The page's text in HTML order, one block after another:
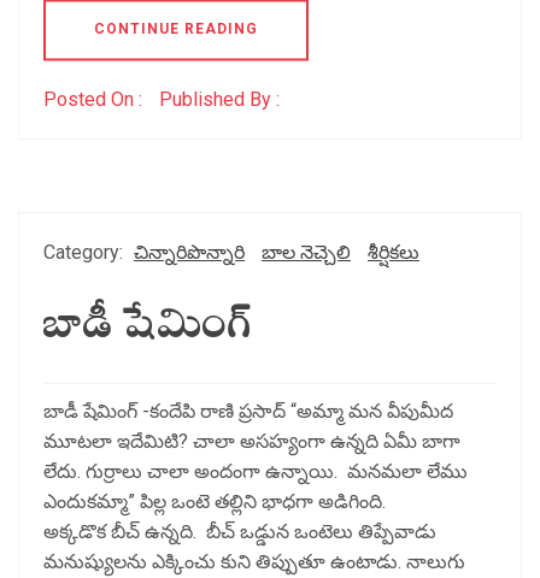
CONTINUE READING
Posted On : Published By :
Category: చిన్నారిపొన్నారి బాల నెచ్చెలి శీర్షికలు
బాడీ షేమింగ్
బాడీ షేమింగ్ -కందేపి రాణి ప్రసాద్ “అమ్మా మన వీపుమీద
మూటలా ఇదేమిటి? చాలా అసహ్యంగా ఉన్నది ఏమీ బాగా
లేదు. గుర్రాలు చాలా అందంగా ఉన్నాయి. మనమలా లేము
ఎందుకమ్మా” పిల్ల ఒంటె తల్లిని భాధగా అడిగింది.
అక్కడొక బీచ్ ఉన్నది. బీచ్ ఒడ్డున ఒంటెలు తిప్పేవాడు
మనుష్యులను ఎక్కించు కుని తిప్పుతూ ఉంటాడు. నాలుగు